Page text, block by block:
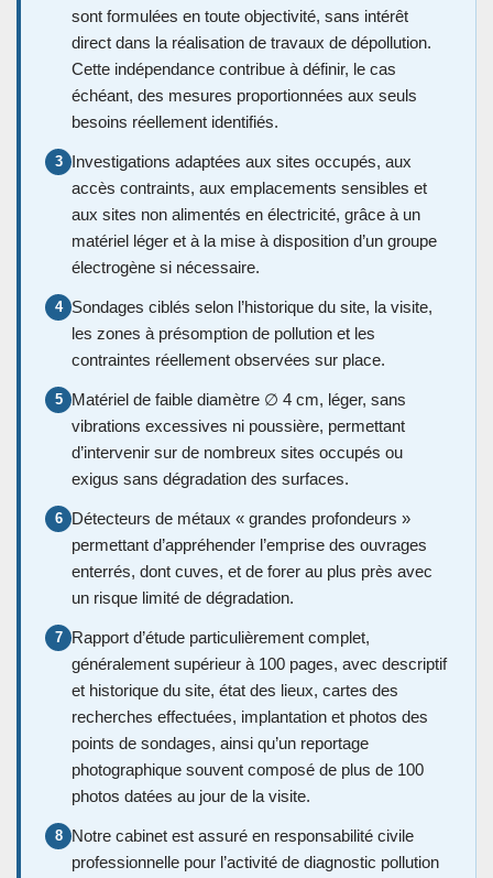
sont formulées en toute objectivité, sans intérêt
direct dans la réalisation de travaux de dépollution.
Cette indépendance contribue à définir, le cas
échéant, des mesures proportionnées aux seuls
besoins réellement identifiés.
3
Investigations adaptées aux sites occupés, aux
accès contraints, aux emplacements sensibles et
aux sites non alimentés en électricité, grâce à un
matériel léger et à la mise à disposition d’un groupe
électrogène si nécessaire.
4
Sondages ciblés selon l’historique du site, la visite,
les zones à présomption de pollution et les
contraintes réellement observées sur place.
5
Matériel de faible diamètre ∅ 4 cm, léger, sans
vibrations excessives ni poussière, permettant
d’intervenir sur de nombreux sites occupés ou
exigus sans dégradation des surfaces.
6
Détecteurs de métaux « grandes profondeurs »
permettant d’appréhender l’emprise des ouvrages
enterrés, dont cuves, et de forer au plus près avec
un risque limité de dégradation.
7
Rapport d’étude particulièrement complet,
généralement supérieur à 100 pages, avec descriptif
et historique du site, état des lieux, cartes des
recherches effectuées, implantation et photos des
points de sondages, ainsi qu’un reportage
photographique souvent composé de plus de 100
photos datées au jour de la visite.
8
Notre cabinet est assuré en responsabilité civile
professionnelle pour l’activité de diagnostic pollution